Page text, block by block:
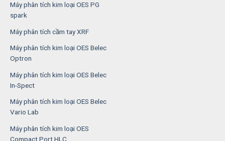
Máy phân tích kim loại OES PG
spark
Máy phân tích cầm tay XRF
Máy phân tích kim loại OES Belec
Optron
Máy phân tích kim loại OES Belec
In-Spect
Máy phân tích kim loại OES Belec
Vario Lab
Máy phân tích kim loại OES
Compact Port HLC